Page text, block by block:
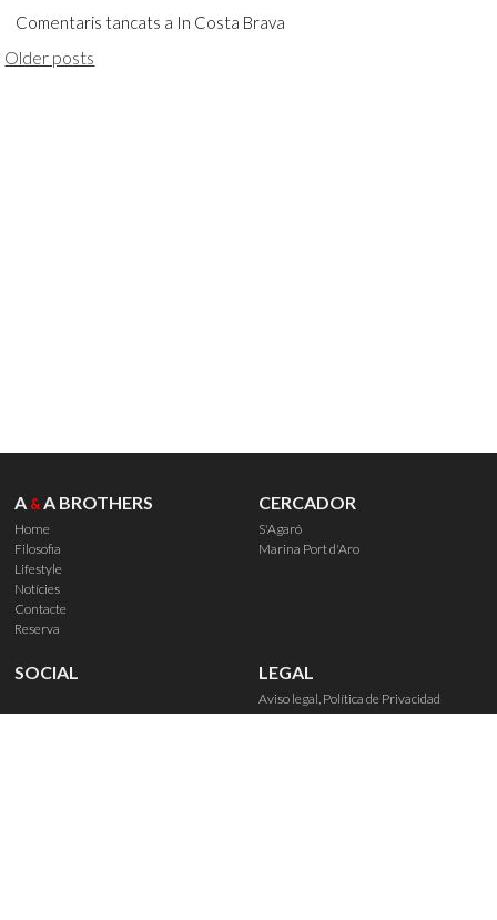
Comentaris tancats a In Costa Brava
Older posts
A &A BROTHERS
Home
Filosofia
Lifestyle
Notícies
Contacte
Reserva
CERCADOR
S'Agaró
Marina Port d'Aro
SOCIAL LEGAL
Aviso legal, Política de Privacidad
Política de Cookies